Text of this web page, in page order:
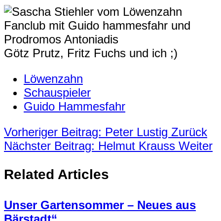
Götz Prutz, Fritz Fuchs und ich ;)
Löwenzahn
Schauspieler
Guido Hammesfahr
Vorheriger Beitrag: Peter Lustig Zurück
Nächster Beitrag: Helmut Krauss Weiter
Related Articles
Unser Gartensommer – Neues aus